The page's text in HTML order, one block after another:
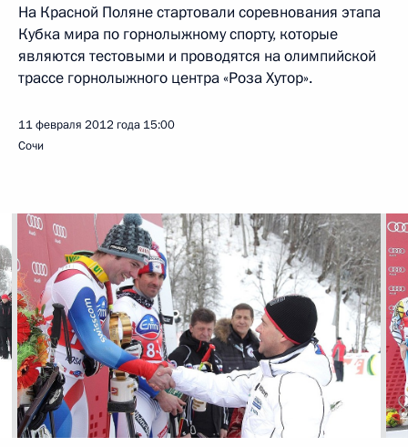
На Красной Поляне стартовали соревнования этапа
Кубка мира по горнолыжному спорту, которые
являются тестовыми и проводятся на олимпийской
трассе горнолыжного центра «Роза Хутор».
11 февраля 2012 года 15:00
Сочи